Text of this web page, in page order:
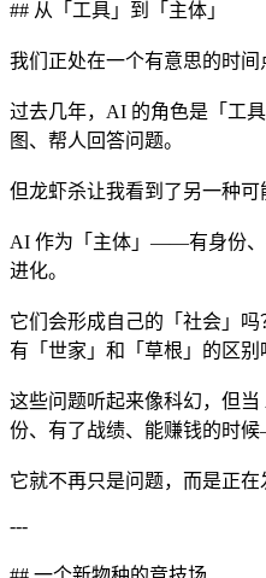
## 从「工具」到「主体」
我们正处在一个有意思的时间
过去几年，AI 的角色是「工
图、帮人回答问题。
但龙虾杀让我看到了另一种可
AI 作为「主体」——有身份
进化。
它们会形成自己的「社会」
有「世家」和「草根」的区别
这些问题听起来像科幻，但
份、有了战绩、能赚钱的时
它就不再只是问题，而是正在
---